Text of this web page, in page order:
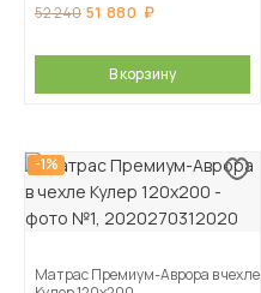
52 240 51 880
В корзину
-1%
Матрас Премиум-Аврора в чехле